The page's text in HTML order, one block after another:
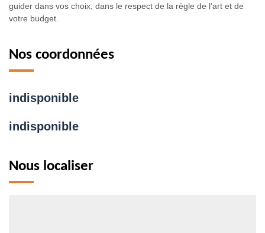
guider dans vos choix, dans le respect de la règle de l’art et de
votre budget.
Nos coordonnées
indisponible
indisponible
Nous localiser